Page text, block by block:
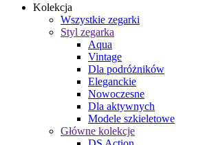
Kolekcja
Wszystkie zegarki
Styl zegarka
Aqua
Vintage
Dla podróżników
Eleganckie
Nowoczesne
Dla aktywnych
Modele szkieletowe
Główne kolekcje